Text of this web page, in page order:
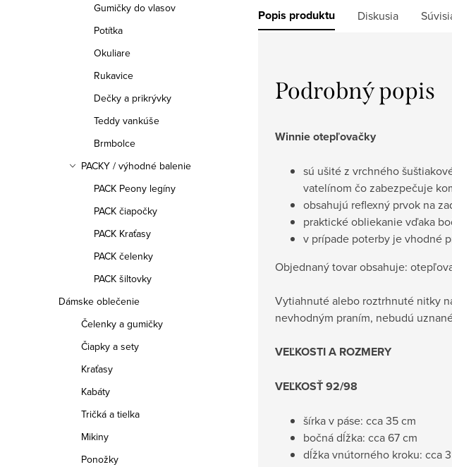
Gumičky do vlasov
Potítka
Okuliare
Rukavice
Dečky a prikrývky
Teddy vankúše
Brmbolce
PACKY / výhodné balenie
PACK Peony legíny
PACK čiapočky
PACK Kraťasy
PACK čelenky
PACK šiltovky
Dámske oblečenie
Čelenky a gumičky
Čiapky a sety
Kraťasy
Kabáty
Tričká a tielka
Mikiny
Ponožky
Popis produktu Diskusia
Podrobný popis
Winnie otepľovačky
sú ušité z vrchného
vatelínom čo zabezpečuje
obsahujú reflexný prvok na
praktické obliekanie vďaka
v prípade poterby je vhodné
Objednaný tovar obsahuje:
Vytiahnuté alebo roztrhnuté nitky
nevhodným praním, nebudú
VEĽKOSTI A ROZMERY
VEĽKOSŤ 92/98
šírka v páse: cca 35 cm
bočná dĺžka: cca 67 cm
dĺžka vnútorného kroku: cca